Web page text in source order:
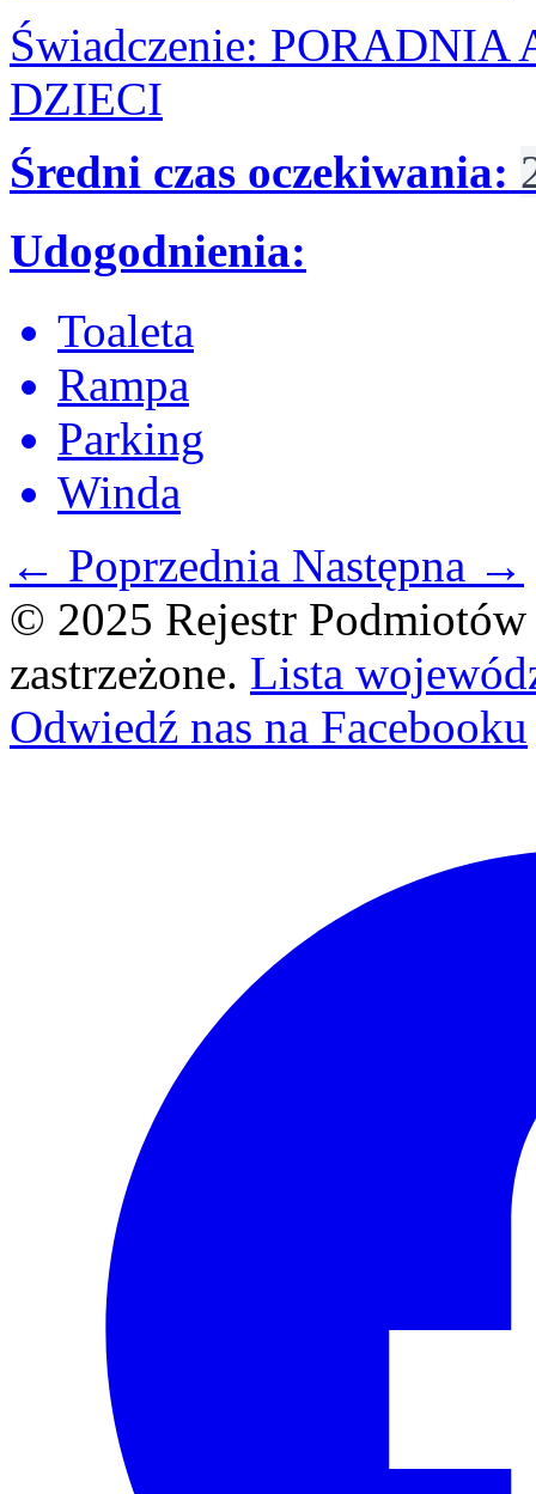
Świadczenie:
DZIECI
Średni czas oczekiwania:
Udogodnienia:
Toaleta
Rampa
Parking
Winda
← Poprzednia Następna →
© 2025 Rejestr
zastrzeżone. Lista
Odwiedź nas na Facebooku